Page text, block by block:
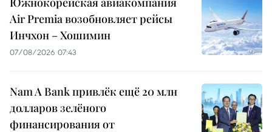
Air Premia возобновляет рейсы
Инчхон – Хошимин
07/08/2026 07:43
Nam A Bank привлёк ещё 20 млн
долларов зелёного
финансирования от